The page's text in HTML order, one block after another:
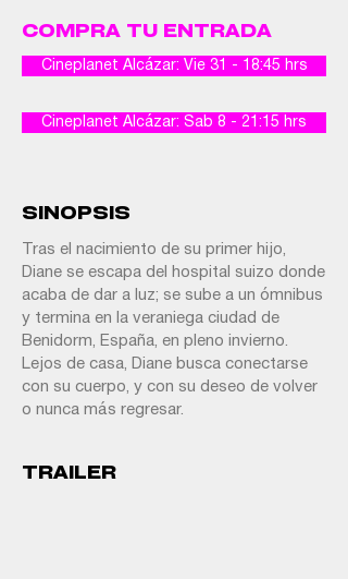
COMPRA TU ENTRADA
Cineplanet Alcázar: Vie 31 - 18:45 hrs
Cineplanet Alcázar: Sab 8 - 21:15 hrs
SINOPSIS
Tras el nacimiento de su primer hijo,
Diane se escapa del hospital suizo donde
acaba de dar a luz; se sube a un ómnibus
y termina en la veraniega ciudad de
Benidorm, España, en pleno invierno.
Lejos de casa, Diane busca conectarse
con su cuerpo, y con su deseo de volver
o nunca más regresar.
TRAILER